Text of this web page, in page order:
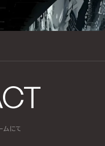
ムにて